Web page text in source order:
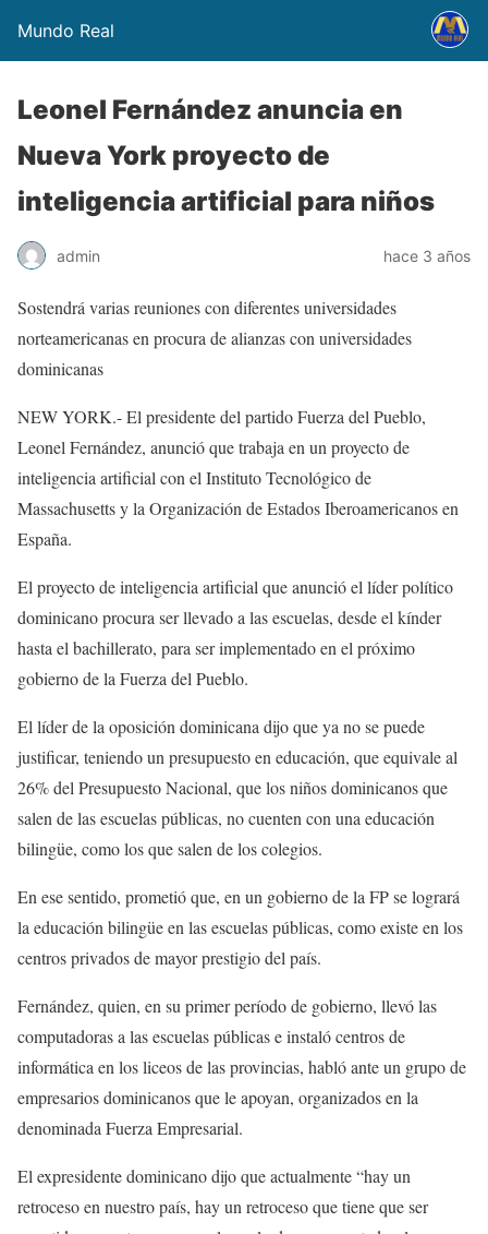
Mundo Real
Leonel Fernández anuncia en
Nueva York proyecto de
inteligencia artificial para niños
admin hace 3 años
Sostendrá varias reuniones con diferentes universidades
norteamericanas en procura de alianzas con universidades
dominicanas
NEW YORK.- El presidente del partido Fuerza del Pueblo,
Leonel Fernández, anunció que trabaja en un proyecto de
inteligencia artificial con el Instituto Tecnológico de
Massachusetts y la Organización de Estados Iberoamericanos en
España.
El proyecto de inteligencia artificial que anunció el líder político
dominicano procura ser llevado a las escuelas, desde el kínder
hasta el bachillerato, para ser implementado en el próximo
gobierno de la Fuerza del Pueblo.
El líder de la oposición dominicana dijo que ya no se puede
justificar, teniendo un presupuesto en educación, que equivale al
26% del Presupuesto Nacional, que los niños dominicanos que
salen de las escuelas públicas, no cuenten con una educación
bilingüe, como los que salen de los colegios.
En ese sentido, prometió que, en un gobierno de la FP se logrará
la educación bilingüe en las escuelas públicas, como existe en los
centros privados de mayor prestigio del país.
Fernández, quien, en su primer período de gobierno, llevó las
computadoras a las escuelas públicas e instaló centros de
informática en los liceos de las provincias, habló ante un grupo de
empresarios dominicanos que le apoyan, organizados en la
denominada Fuerza Empresarial.
El expresidente dominicano dijo que actualmente “hay un
retroceso en nuestro país, hay un retroceso que tiene que ser